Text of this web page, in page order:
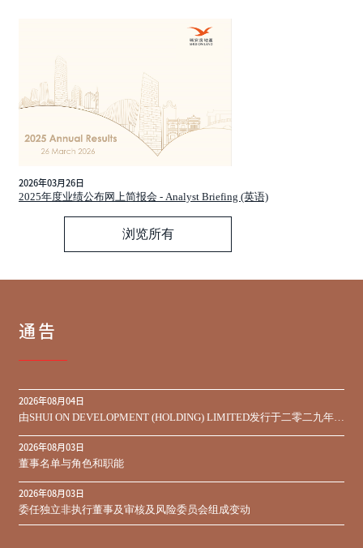
2026年03月26日
2025年度业绩公布网上简报会 - Analyst Briefing (英语)
浏览所有
通告
2026年08月04日
由SHUI ON DEVELOPMENT (HOLDING) LIMITED发行于二零二九年到
期之450,000,000美元9.75%优先票据之同意征求于届满期限前收到的
同意结果
2026年08月03日
董事名单与角色和职能
2026年08月03日
委任独立非执行董事及审核及风险委员会组成变动